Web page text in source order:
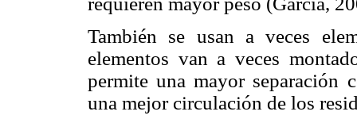
También se usan a veces
elementos van a veces
permite una mayor separación
una mejor circulación de los